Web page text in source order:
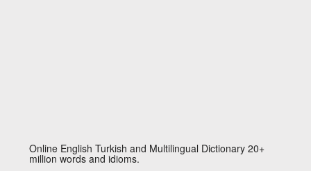
Online English Turkish and Multilingual Dictionary 20+
million words and idioms.